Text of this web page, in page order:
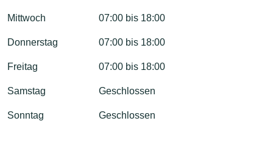
Mittwoch 07:00 bis 18:00
Donnerstag 07:00 bis 18:00
Freitag 07:00 bis 18:00
Samstag Geschlossen
Sonntag Geschlossen